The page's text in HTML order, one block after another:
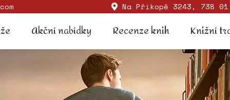
Na Příkopě 3243, 738
Akční nabídky Recenze knih Knižní
Akční nabídky Recenze knih